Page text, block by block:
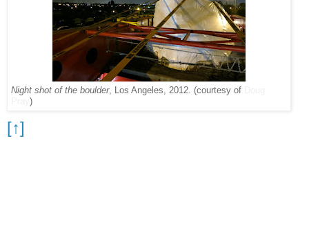
Night shot of the boulder, Los Angeles, 2012. (courtesy of
)
[↑]